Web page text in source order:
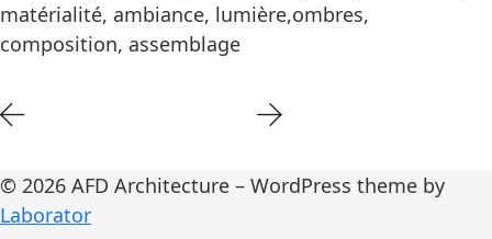
matérialité, ambiance, lumière,ombres,
composition, assemblage
© 2026 AFD Architecture – WordPress theme by
Laborator